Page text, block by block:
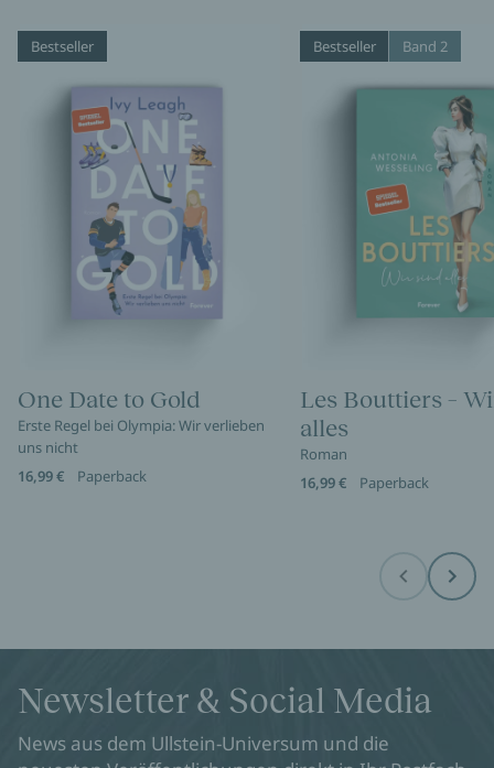
Bestseller
One Date to Gold
Erste Regel bei Olympia: Wir verlieben
uns nicht
16,99 €
Paperback
Bestseller Band 2
Les Bouttiers –
alles
Roman
16,99 €
Paperback
Before Next
Newsletter & Social Media
News aus dem Ullstein-Universum und die